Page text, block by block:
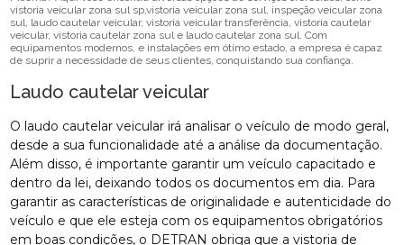
vistoria veicular zona sul sp,vistoria veicular zona sul, inspeção veicular zona
sul, laudo cautelar veicular, vistoria veicular transferência, vistoria cautelar
veicular, vistoria cautelar zona sul e laudo cautelar zona sul. Com
equipamentos modernos, e instalações em ótimo estado, a empresa é capaz
de suprir a necessidade de seus clientes, conquistando sua confiança.
Laudo cautelar veicular
O laudo cautelar veicular irá analisar o veículo de modo geral,
desde a sua funcionalidade até a análise da documentação.
Além disso, é importante garantir um veículo capacitado e
dentro da lei, deixando todos os documentos em dia. Para
garantir as características de originalidade e autenticidade do
veículo e que ele esteja com os equipamentos obrigatórios
em boas condições, o DETRAN obriga que a vistoria de